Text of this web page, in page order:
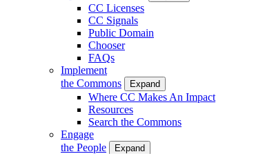
CC Licenses
CC Signals
Public Domain
Chooser
FAQs
Implement
the Commons
Expand
Where CC Makes An Impact
Resources
Search the Commons
Engage
the People
Expand